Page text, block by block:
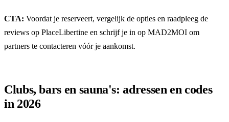
CTA: Voordat je reserveert, vergelijk de opties en raadpleeg de
reviews op PlaceLibertine en schrijf je in op MAD2MOI om
partners te contacteren vóór je aankomst.
Clubs, bars en sauna's: adressen en codes
in 2026